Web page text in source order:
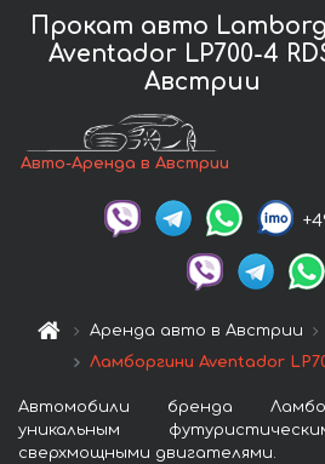
Прокат авто
Aventador LP700-4
Австрии
Авто-Аренда в Австрии
Аренда авто в Австрии
Ламборгини Aventador
Автомобили бренда
уникальным
сверхмощными двигателями.